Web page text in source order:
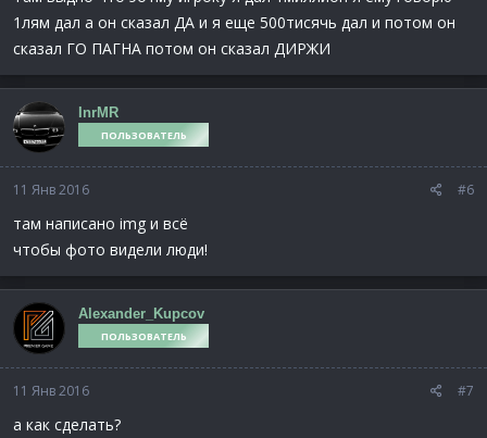
1лям дал а он сказал ДА и я еще 500тисячь дал и потом он
сказал ГО ПАГНА потом он сказал ДИРЖИ
InrMR
ПОЛЬЗОВАТЕЛЬ
11 Янв 2016 #6
там написано img и всё
чтобы фото видели люди!
Alexander_Kupcov
ПОЛЬЗОВАТЕЛЬ
11 Янв 2016 #7
а как сделать?